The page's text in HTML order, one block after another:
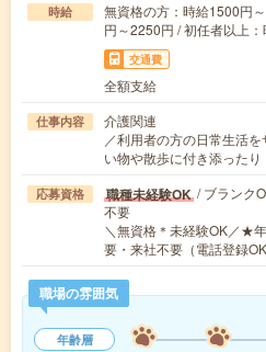
時給
無資格の方：時給1500円
円～2250円 / 初任者以上
交通費
全額支給
仕事内容
介護関連
／利用者の方の日常生活
い物や散歩に付き添った
応募資格 職種未経験OK / ブランク
不要
＼無資格＊未経験OK／★
要・来社不要（電話登録
職場の雰囲気
年齢層